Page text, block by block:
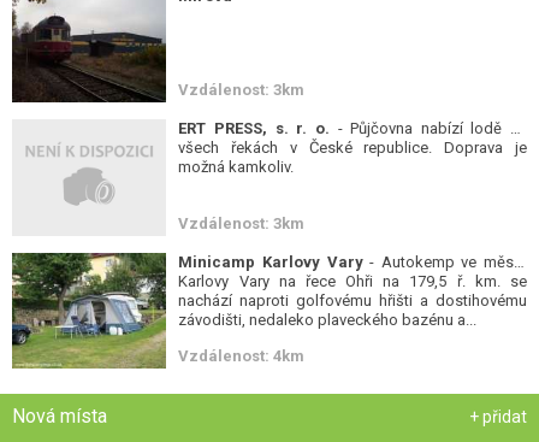
Vzdálenost: 3km
ERT PRESS, s. r. o. - Půjčovna nabízí lodě na
všech řekách v České republice. Doprava je
možná kamkoliv.
Vzdálenost: 3km
Minicamp Karlovy Vary- Autokemp ve městě
Karlovy Vary na řece Ohři na 179,5 ř. km. se
nachází naproti golfovému hřišti a dostihovému
závodišti, nedaleko plaveckého bazénu a...
Vzdálenost: 4km
Nová místa + přidat